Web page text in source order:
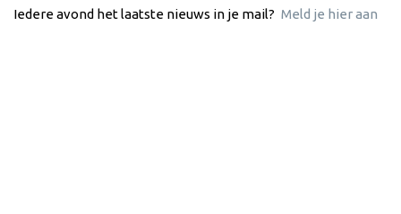
Iedere avond het laatste nieuws in je mail? Meld je hier aan